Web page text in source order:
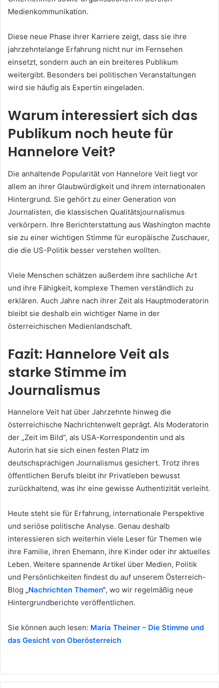
Medienkommunikation.
Diese neue Phase ihrer Karriere zeigt, dass sie ihre
jahrzehntelange Erfahrung nicht nur im Fernsehen
einsetzt, sondern auch an ein breiteres Publikum
weitergibt. Besonders bei politischen Veranstaltungen
wird sie häufig als Expertin eingeladen.
Warum interessiert sich das
Publikum noch heute für
Hannelore Veit?
Die anhaltende Popularität von Hannelore Veit liegt vor
allem an ihrer Glaubwürdigkeit und ihrem internationalen
Hintergrund. Sie gehört zu einer Generation von
Journalisten, die klassischen Qualitätsjournalismus
verkörpern. Ihre Berichterstattung aus Washington machte
sie zu einer wichtigen Stimme für europäische Zuschauer,
die die US-Politik besser verstehen wollten.
Viele Menschen schätzen außerdem ihre sachliche Art
und ihre Fähigkeit, komplexe Themen verständlich zu
erklären. Auch Jahre nach ihrer Zeit als Hauptmoderatorin
bleibt sie deshalb ein wichtiger Name in der
österreichischen Medienlandschaft.
Fazit: Hannelore Veit als
starke Stimme im
Journalismus
Hannelore Veit hat über Jahrzehnte hinweg die
österreichische Nachrichtenwelt geprägt. Als Moderatorin
der „Zeit im Bild“, als USA-Korrespondentin und als
Autorin hat sie sich einen festen Platz im
deutschsprachigen Journalismus gesichert. Trotz ihres
öffentlichen Berufs bleibt ihr Privatleben bewusst
zurückhaltend, was ihr eine gewisse Authentizität verleiht.
Heute steht sie für Erfahrung, internationale Perspektive
und seriöse politische Analyse. Genau deshalb
interessieren sich weiterhin viele Leser für Themen wie
ihre Familie, ihren Ehemann, ihre Kinder oder ihr aktuelles
Leben. Weitere spannende Artikel über Medien, Politik
und Persönlichkeiten findest du auf unserem Österreich-
Blog „Nachrichten Themen“, wo wir regelmäßig neue
Hintergrundberichte veröffentlichen.
Sie können auch lesen: Maria Theiner – Die Stimme und
das Gesicht von Oberösterreich